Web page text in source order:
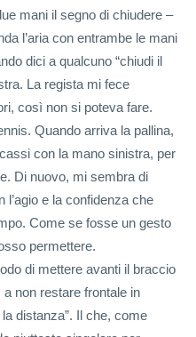
mani il segno di chiudere –
l’aria con entrambe le mani
dici a qualcuno “chiudi il
La regista mi fece
così non si poteva fare.
Quando arriva la pallina,
con la mano sinistra, per
Di nuovo, mi sembra di
l’agio e la confidenza che
Come se fosse un gesto
permettere.
di mettere avanti il braccio
non restare frontale in
distanza”. Il che, come